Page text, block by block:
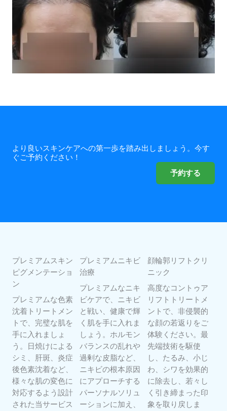
より良いスキンケアへの第一歩を踏み出しましょう。今す
ぐご予約ください！
予約する
プレミアムスキン
ピグメンテーショ
ン
プレミアムな色素
沈着トリートメン
トで、完璧な肌を
手に入れましょ
う。日焼けによる
シミ、肝斑、炎症
後色素沈着など、
様々な肌の変色に
対応するよう設計
された当サービス
プレミアムニキビ
治療
プレミアムなニキ
ビケアで、ニキビ
と戦い、健康で輝
く肌を手に入れま
しょう。ホルモン
バランスの乱れや
過剰な皮脂など、
ニキビの根本原因
にアプローチする
パーソナルソリュ
ーションに加え、
顔輪郭リフトクリ
ニック
高度なコントゥア
リフトトリートメ
ントで、非侵襲的
な顔の若返りをご
体験ください。最
先端技術を駆使
し、たるみ、小じ
わ、シワを効果的
に除去し、若々し
く引き締まった印
象を取り戻しま